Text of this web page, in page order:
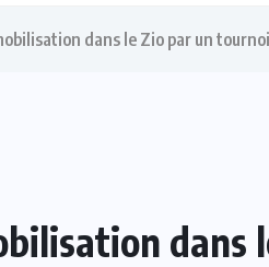
dans le Zio par un